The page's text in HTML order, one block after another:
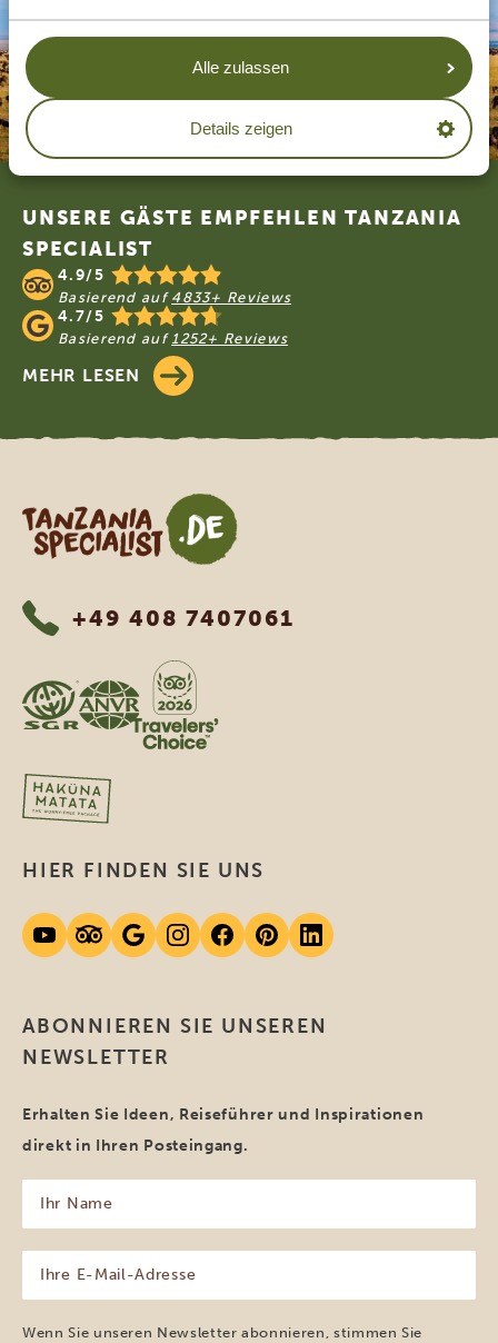
Alle zulassen
Details zeigen
Footer
UNSERE GÄSTE EMPFEHLEN TANZANIA
SPECIALIST
4.9/5
Basierend auf 4833+ Reviews
4.7/5
Basierend auf 1252+ Reviews
MEHR LESEN
Tanzania Specialist
+49 408 7407061
ABONNIEREN SIE UNSEREN
NEWSLETTER
Erhalten Sie Ideen, Reiseführer und Inspirationen
direkt in Ihren Posteingang.
Name
(erforderlich)
Mail-
Adresse
Wenn Sie unseren Newsletter abonnieren, stimmen Sie
HIER FINDEN SIE UNS